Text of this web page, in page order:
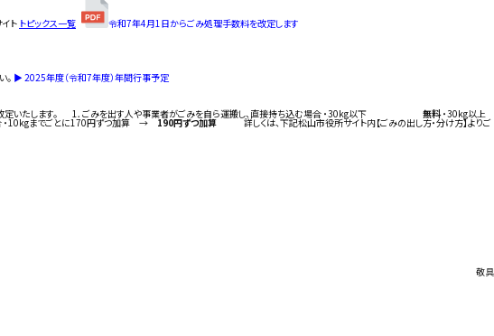
ト トピックス一覧
令和7年4月1日からごみ処理手数料を改定します
。 ▶︎ 2025年度（令和7年度）年間行事予定
通り改定いたします。 1．ごみを出す人や事業者がごみを自ら運搬し、直接持ち込む場合 ・30kg以下 無料・30kg以上
・10kgまでごとに170円ずつ加算 →190円ずつ加算 詳しくは、下記松山市役所サイト内【ごみの出し方・分け方】よりご
敬具